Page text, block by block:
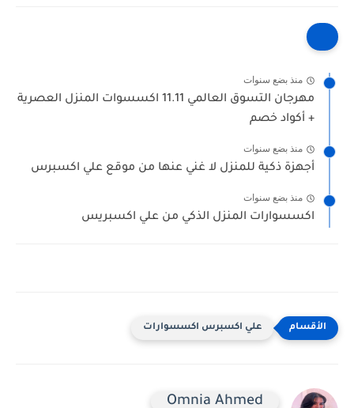
منذ بضع سنوات
مهرجان التسوق العالمي 11.11 اكسسوات المنزل العصرية
+ أكواد خصم
منذ بضع سنوات
أجهزة ذكية للمنزل لا غني عنها من موقع علي اكسبرس
منذ بضع سنوات
اكسسوارات المنزل الذكي من علي اكسبريس
علي اكسبرس اكسسوارات
Omnia Ahmed